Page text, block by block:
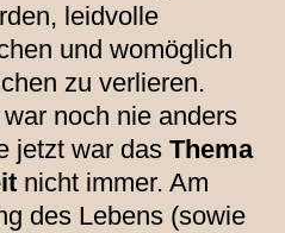
leidvolle
und womöglich
zu verlieren.
noch nie anders
jetzt war dasThema
nicht immer. Am
des Lebens (sowie